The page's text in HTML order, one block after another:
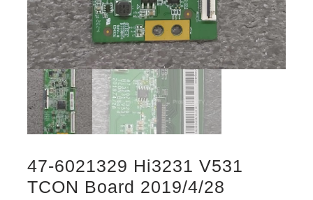
47-6021329 Hi3231 V531
TCON Board 2019/4/28